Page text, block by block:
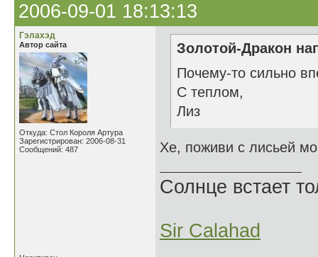
2006-09-01 18:13:13
Гэлахэд
Автор сайта
Откуда: Стол Короля Артура
Зарегистрирован: 2006-08-31
Сообщений: 487
Золотой-Дракон
Почему-то сильно
С теплом,
Лиз
Хе, поживи с лисьей
Солнце встает
Sir Calahad